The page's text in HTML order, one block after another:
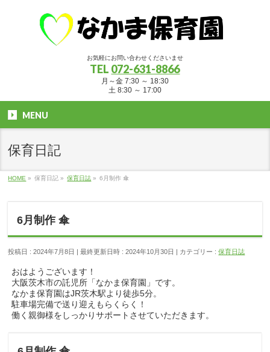
お気軽にお問い合わせくださいませ
TEL 072-631-8866
月～金 7:30 ～ 18:30
土 8:30 ～ 17:00
MENU
保育日記
HOME » 保育日記 » 保育日誌 » 6月制作 傘
6月制作 傘
投稿日 : 2024年7月8日 最終更新日時 : 2024年10月30日 カテゴリー :保育日誌
おはようございます！
大阪茨木市の託児所「なかま保育園」です。
なかま保育園はJR茨木駅より徒歩5分。
駐車場完備で送り迎えもらくらく！
働く親御様をしっかりサポートさせていただきます。